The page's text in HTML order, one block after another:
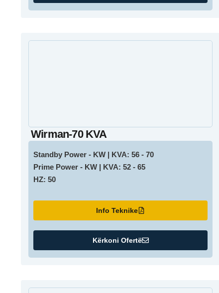
Wirman-70 KVA
Standby Power - KW | KVA: 56 - 70
Prime Power - KW | KVA: 52 - 65
HZ: 50
Info Teknike
Kërkoni Ofertë